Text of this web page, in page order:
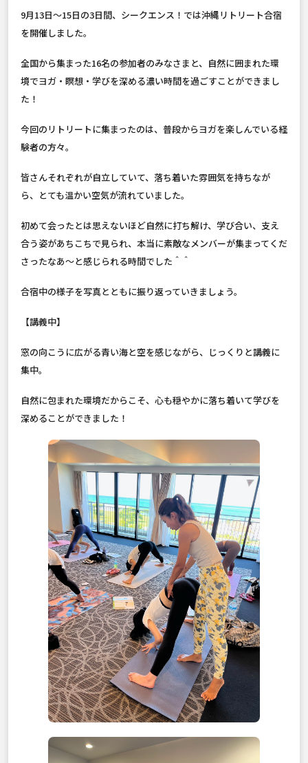
9月13日〜15日の3日間、シークエンス！では沖縄リトリート合宿
を開催しました。
全国から集まった16名の参加者のみなさまと、自然に囲まれた環
境でヨガ・瞑想・学びを深める濃い時間を過ごすことができまし
た！
今回のリトリートに集まったのは、普段からヨガを楽しんでいる経
験者の方々。
皆さんそれぞれが自立していて、落ち着いた雰囲気を持ちなが
ら、とても温かい空気が流れていました。
初めて会ったとは思えないほど自然に打ち解け、学び合い、支え
合う姿があちこちで見られ、本当に素敵なメンバーが集まってくだ
さったなあ〜と感じられる時間でした＾＾
合宿中の様子を写真とともに振り返っていきましょう。
【講義中】
窓の向こうに広がる青い海と空を感じながら、じっくりと講義に
集中。
自然に包まれた環境だからこそ、心も穏やかに落ち着いて学びを
深めることができました！